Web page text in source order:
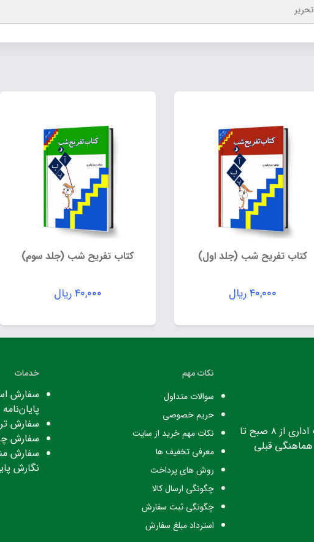
تحریر
کتاب تفریح شب (جلد اول)
۴۰,۰۰۰ریال
کتاب تفریح شب (جلد سوم)
۴۰,۰۰۰ریال
ساعت کاری: ساعت اداری از ۸ صبح تا
نکات مهم
سوالات متداول
حریم خصوصی
نکات مهم خرید از سایت
معرفی تخفیف ها
روش های پرداخت
چگونگی ارسال کالا
چگونگی ثبت سفارش
استرداد مبلغ سفارش
خدمات
سفارش
پایان‌نامه
سفارش
سفارش
سفارش
نگارش